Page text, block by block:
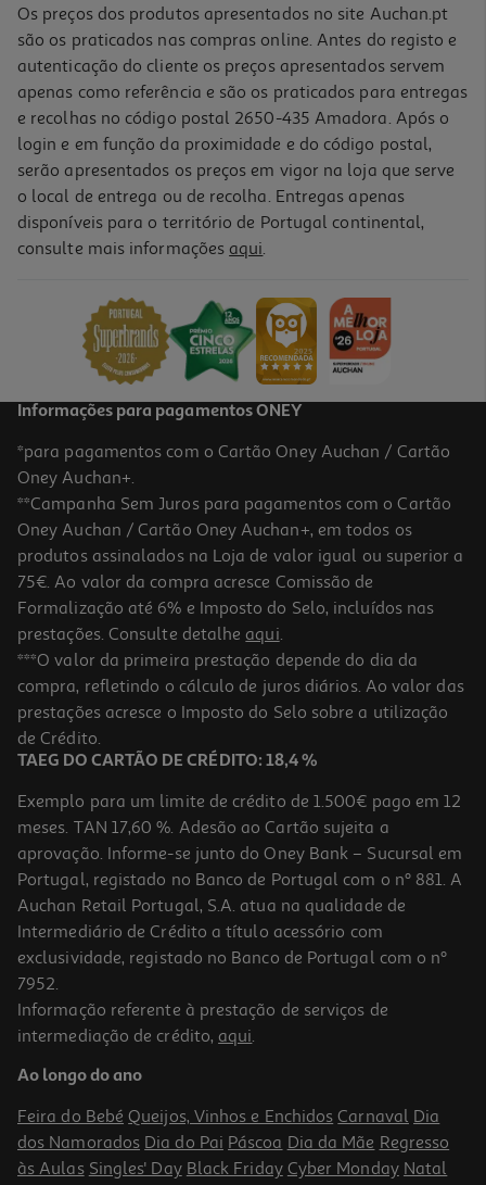
Fritadeira Air Fryer Qilive Q.5332 Inox 8l
79,99 €
-18%
4.6 (37)
Fritadeira Air Fryer Qilive Q.5413 Digital 8 Programas 5.7 L
44.99 €/un
Price reduced from
54,99 €to
44,99 €
Promoção
Fritadeira Sem Óleo Air Fryer Flama 681fl Digital 7l
59.99 €/un
59,99 €
Os preços dos produtos apresentados no site Auchan.pt
são os praticados nas compras online. Antes do registo e
autenticação do cliente os preços apresentados servem
apenas como referência e são os praticados para entregas
e recolhas no código postal 2650-435 Amadora. Após o
login e em função da proximidade e do código postal,
serão apresentados os preços em vigor na loja que serve
o local de entrega ou de recolha. Entregas apenas
disponíveis para o território de Portugal continental,
consulte mais informações aqui.
Informações para pagamentos ONEY
*para pagamentos com o Cartão Oney Auchan / Cartão
Oney Auchan+.
**Campanha Sem Juros para pagamentos com o Cartão
Oney Auchan / Cartão Oney Auchan+, em todos os
produtos assinalados na Loja de valor igual ou superior a
75€. Ao valor da compra acresce Comissão de
Formalização até 6% e Imposto do Selo, incluídos nas
prestações. Consulte detalhe aqui.
***O valor da primeira prestação depende do dia da
compra, refletindo o cálculo de juros diários. Ao valor das
prestações acresce o Imposto do Selo sobre a utilização
de Crédito.
TAEG DO CARTÃO DE CRÉDITO: 18,4 %
Exemplo para um limite de crédito de 1.500€ pago em 12
meses. TAN 17,60 %. Adesão ao Cartão sujeita a
aprovação. Informe-se junto do Oney Bank – Sucursal em
Portugal, registado no Banco de Portugal com o nº 881. A
Auchan Retail Portugal, S.A. atua na qualidade de
Intermediário de Crédito a título acessório com
exclusividade, registado no Banco de Portugal com o nº
7952.
Informação referente à prestação de serviços de
intermediação de crédito, aqui.
Ao longo do ano
Feira do Bebé Queijos, Vinhos e Enchidos Carnaval Dia
dos Namorados Dia do Pai Páscoa Dia da Mãe Regresso
às Aulas Singles' Day Black Friday Cyber Monday Natal